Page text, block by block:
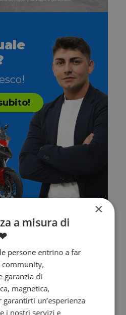
×
a misura di
persone entrino a far
community,
garanzia di
magnetica,
un’esperienza
i nostri servizi e